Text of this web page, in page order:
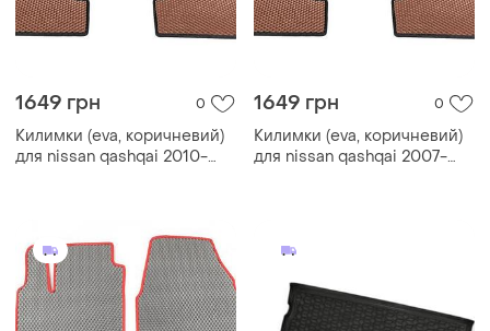
1649 грн 0
Килимки (eva, коричневий)
для nissan qashqai 2010-
1649 грн 0
Килимки (eva, коричневий)
для nissan qashqai 2007-